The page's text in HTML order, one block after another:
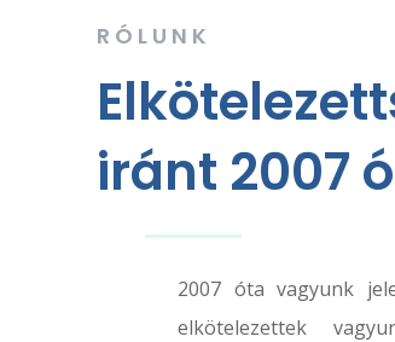
RÓLUNK
iránt 2007
2007 óta vagyunk
elkötelezettek